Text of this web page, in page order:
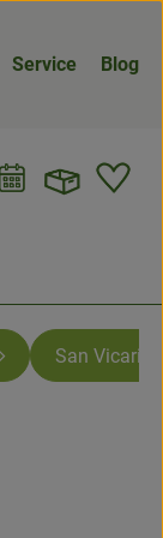
Service Blog
San Vicario